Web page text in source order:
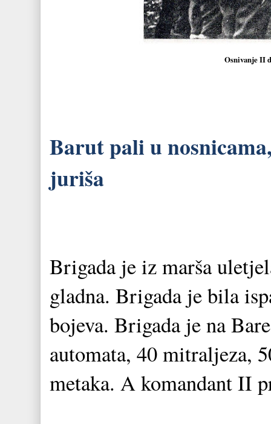
Osnivanje II
Barut pali u
juriša
Brigada je iz marša
gladna. Brigada je bila
bojeva. Brigada je na
automata, 40 mitraljeza,
metaka. A komandant II